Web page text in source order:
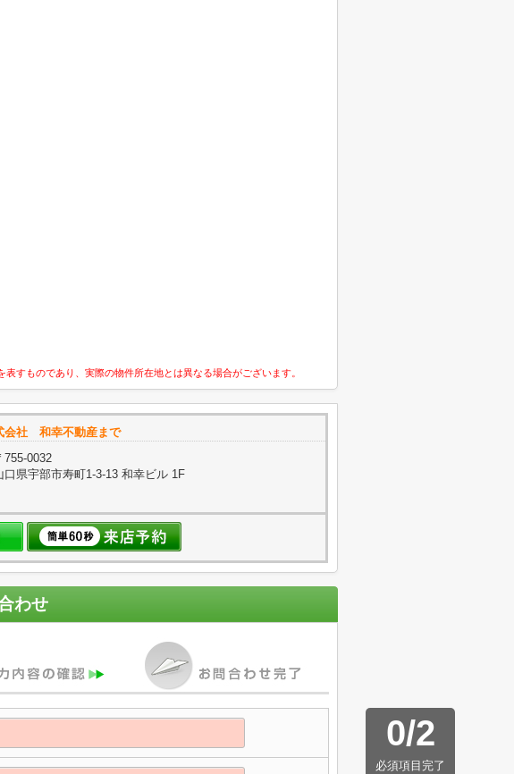
すものであり、実際の物件所在地とは異なる場合がございます。
会社 和幸不動産まで
755-0032
口県宇部市寿町1-3-13 和幸ビル 1F
わせ
0/2
必須項目完了